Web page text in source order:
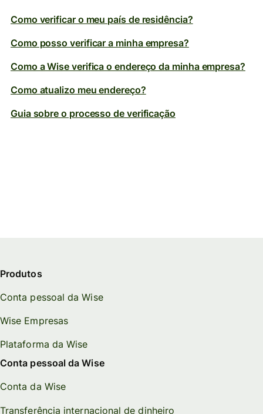
Como verificar o meu país de residência?
Como posso verificar a minha empresa?
Como a Wise verifica o endereço da minha empresa?
Como atualizo meu endereço?
Guia sobre o processo de verificação
Produtos
Conta pessoal da Wise
Wise Empresas
Plataforma da Wise
Conta pessoal da Wise
Conta da Wise
Transferência internacional de dinheiro